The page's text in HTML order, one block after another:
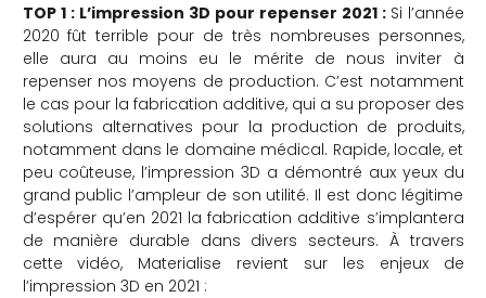
TOP 1 : L’impression 3D pour repenser 2021 : Si l’année
2020 fût terrible pour de très nombreuses personnes,
elle aura au moins eu le mérite de nous inviter à
repenser nos moyens de production. C’est notamment
le cas pour la fabrication additive, qui a su proposer des
solutions alternatives pour la production de produits,
notamment dans le domaine médical. Rapide, locale, et
peu coûteuse, l’impression 3D a démontré aux yeux du
grand public l’ampleur de son utilité. Il est donc légitime
d’espérer qu’en 2021 la fabrication additive s’implantera
de manière durable dans divers secteurs. À travers
cette vidéo, Materialise revient sur les enjeux de
l’impression 3D en 2021 :